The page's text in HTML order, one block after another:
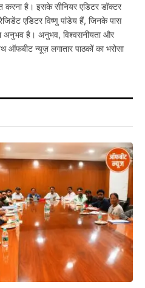
करना है। इसके सीनियर एडिटर डॉक्टर
एडिटर विष्णु पांडेय हैं, जिनके पास
अनुभव है। अनुभव, विश्वसनीयता और
ऑफबीट न्यूज़ लगातार पाठकों का भरोसा